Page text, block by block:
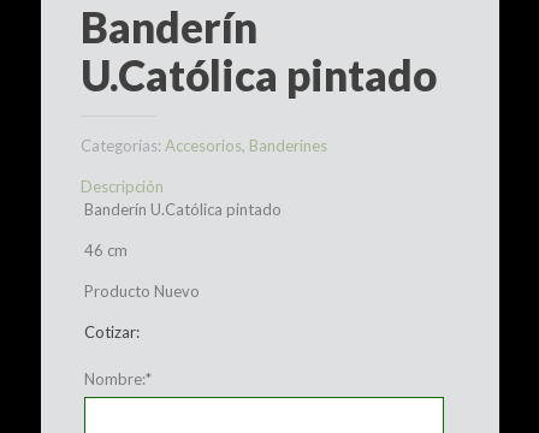
Banderín
U.Católica pintado
Categorías: Accesorios, Banderines
Descripción
Banderín U.Católica pintado
46 cm
Producto Nuevo
Cotizar:
Nombre:*